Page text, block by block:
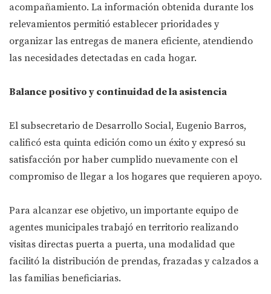
acompañamiento. La información obtenida durante los
relevamientos permitió establecer prioridades y
organizar las entregas de manera eficiente, atendiendo
las necesidades detectadas en cada hogar.
Balance positivo y continuidad de la asistencia
El subsecretario de Desarrollo Social, Eugenio Barros,
calificó esta quinta edición como un éxito y expresó su
satisfacción por haber cumplido nuevamente con el
compromiso de llegar a los hogares que requieren apoyo.
Para alcanzar ese objetivo, un importante equipo de
agentes municipales trabajó en territorio realizando
visitas directas puerta a puerta, una modalidad que
facilitó la distribución de prendas, frazadas y calzados a
las familias beneficiarias.